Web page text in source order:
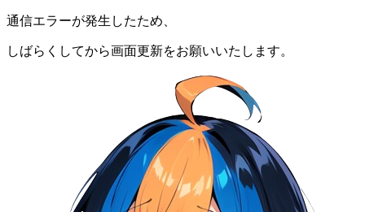
通信エラーが発生したため、
しばらくしてから画面更新をお願いいたします。